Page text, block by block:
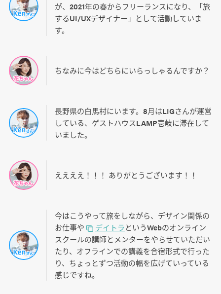
が、2021年の春からフリーランスになり、「旅
するUI/UXデザイナー」として活動していま
す。
ちなみに今はどちらにいらっしゃるんですか？
長野県の白馬村にいます。8月はLIGさんが運営
している、ゲストハウスLAMP壱岐に滞在して
いました。
ええええ！！！ ありがとうございます！！
今はこうやって旅をしながら、デザイン関係の
お仕事や
デイトラ というWebのオンライン
スクールの講師とメンターをやらせていただい
たり、オフラインでの講義を合宿形式で行った
り、ちょっとずつ活動の幅を広げていっている
感じですね。